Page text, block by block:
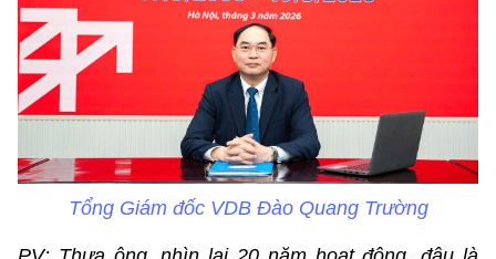
Tổng Giám đốc VDB Đào Quang Trường